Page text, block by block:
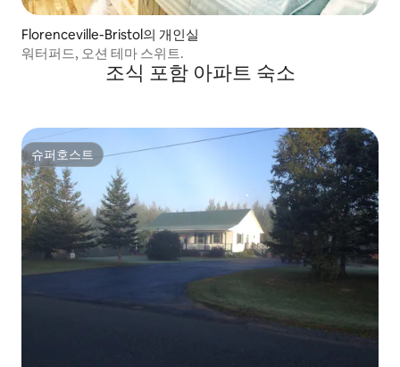
Florenceville-Bristol의 개인실
워터퍼드, 오션 테마 스위트.
조식 포함 아파트 숙소
슈퍼호스트
슈퍼호스트